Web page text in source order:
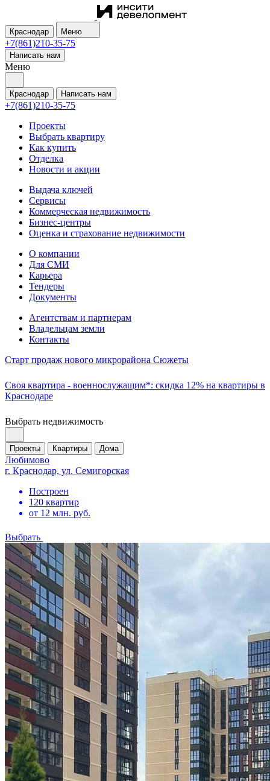
Краснодар Меню
+7(861)210-35-75
Написать нам
Меню
Краснодар Написать нам
+7(861)210-35-75
Проекты
Выбрать квартиру
Как купить
Отделка
Новости и акции
Выдача ключей
Сервисы
Коммерческая недвижимость
Бизнес-центры
Оценка и страхование недвижимости
О компании
Для СМИ
Карьера
Тендеры
Документы
Агентствам и партнерам
Владельцам земли
Контакты
Старт продаж нового микрорайона Сюжеты
Своя квартира - военнослужащим*: скидка 12% на квартиры в
Краснодаре
Выбрать недвижимость
Проекты Квартиры Дома
Любимово
г. Краснодар, ул. Семигорская
Построен
120 квартир
от 12 млн. руб.
Выбрать